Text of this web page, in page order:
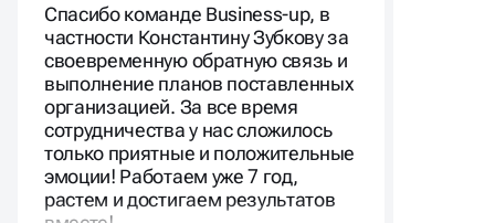
Спасибо команде Business-up, в
частности Константину Зубкову за
своевременную обратную связь и
выполнение планов поставленных
организацией. За все время
сотрудничества у нас сложилось
только приятные и положительные
эмоции! Работаем уже 7 год,
растем и достигаем результатов